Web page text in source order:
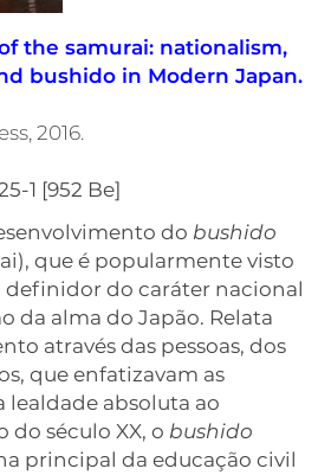
the samurai: nationalism,
bushido in Modern Japan.
2016.
1 [952 Be]
do bushido
que é popularmente visto
do caráter nacional
da alma do Japão. Relata
através das pessoas, dos
que enfatizavam as
lealdade absoluta ao
século XX, o bushido
principal da educação civil